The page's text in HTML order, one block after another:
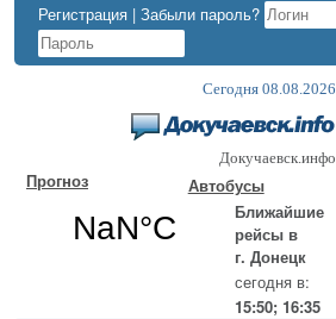
Регистрация | Забыли пароль?
Сегодня 08.08.2026
Докучаевск.инфо
Прогноз
Автобусы
Ближайшие
рейсы в
г. Донецк
сегодня в:
15:50; 16:35